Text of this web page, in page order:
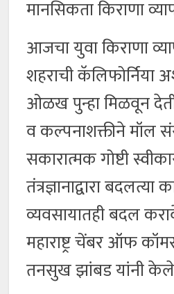
मानसिकता किराणा
आजचा युवा किराणा
शहराची
ओळख पुन्हा मिळवून
व कल्पनाशक्तीने मॉल
सकारात्मक गोष्टी
तंत्रज्ञानाद्वारा बदलत्या
व्यवसायातही बदल
महाराष्ट्र चेंबर ऑफ
तनसुख झांबड यांनी